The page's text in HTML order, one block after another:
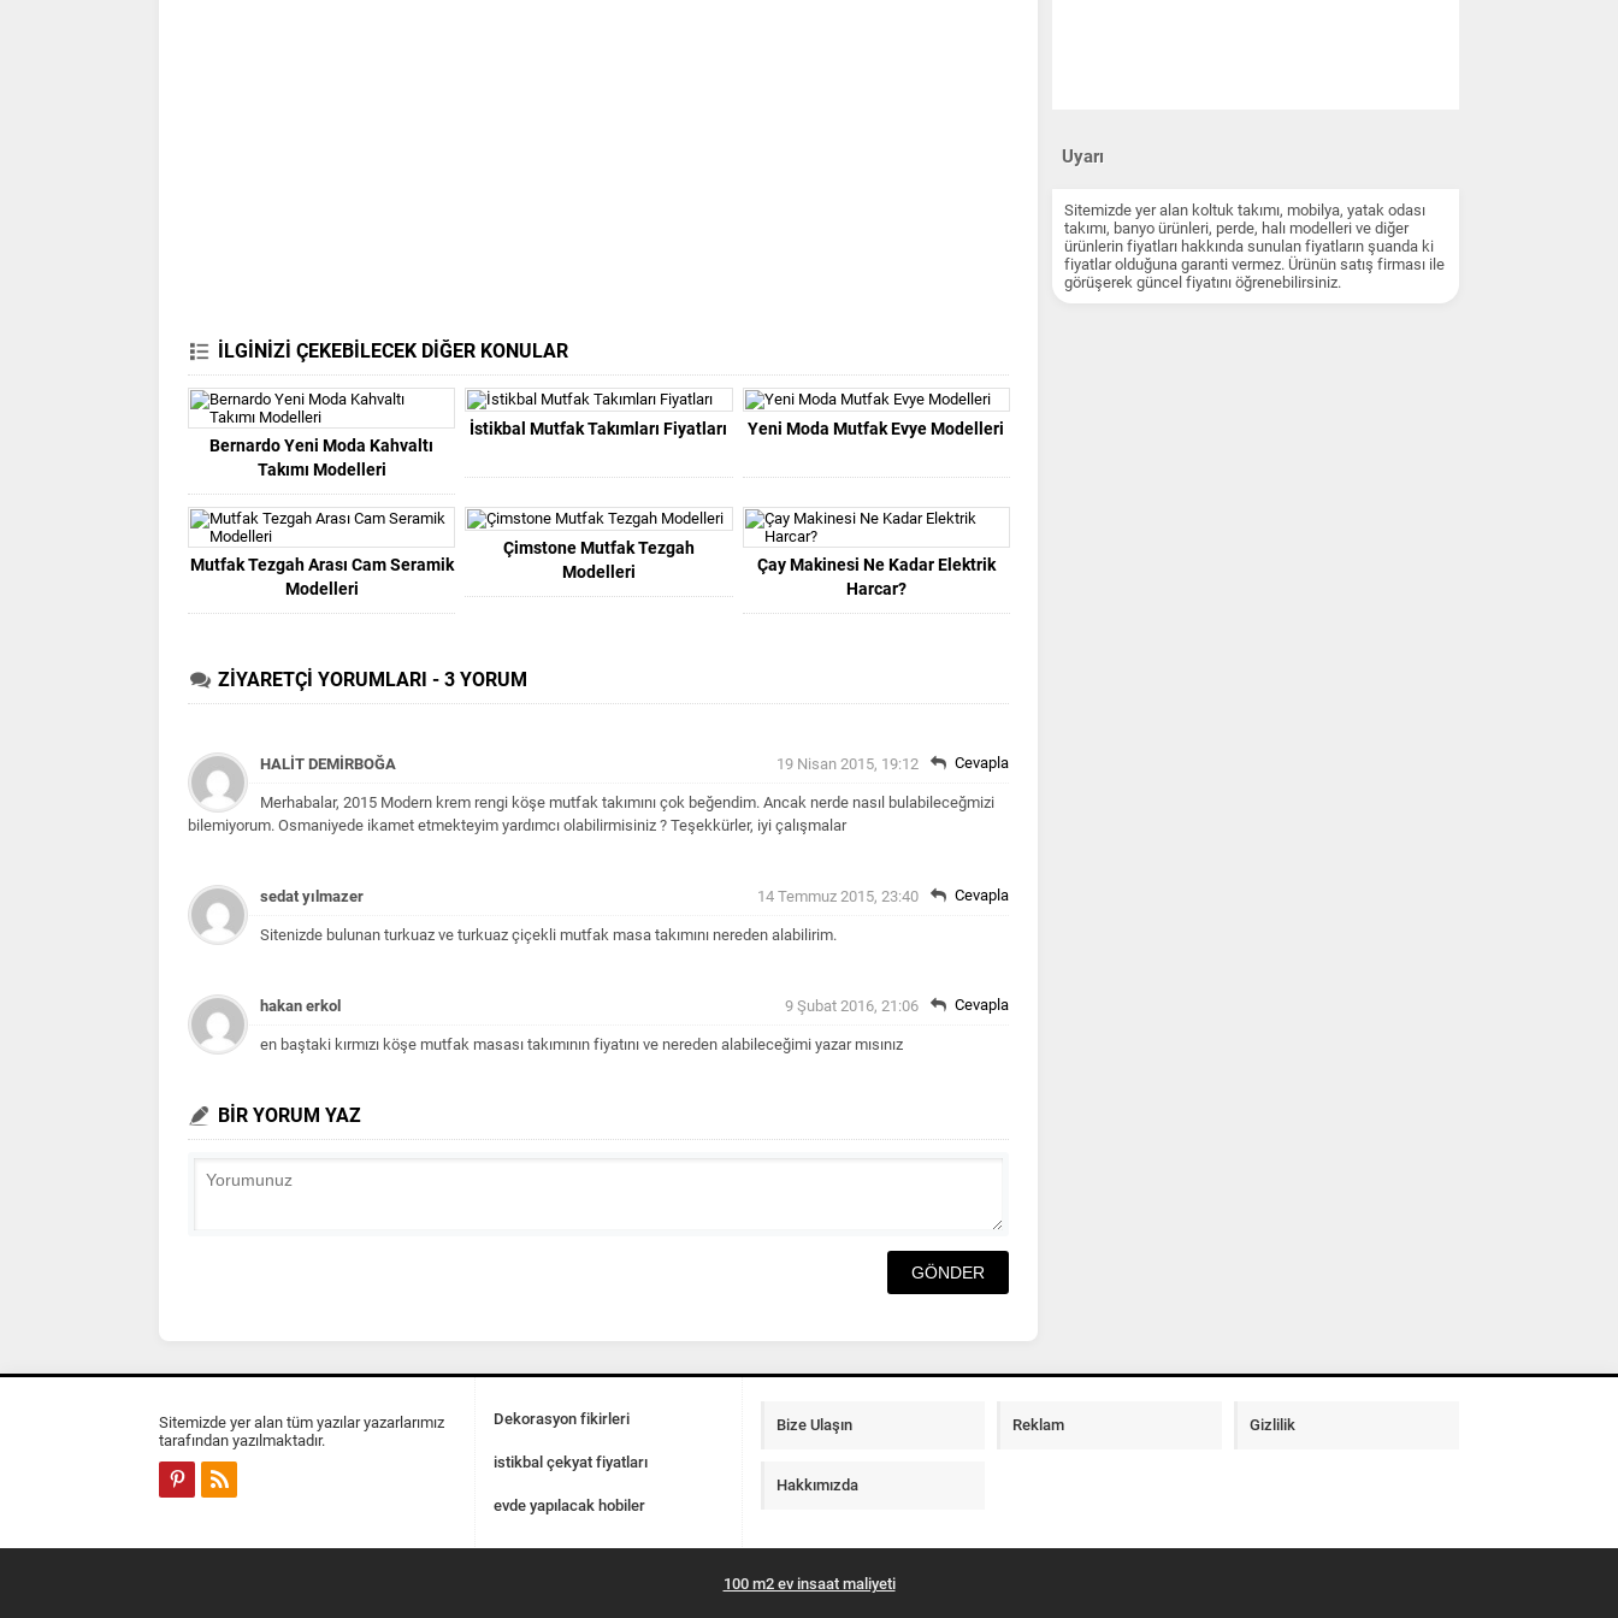
İLGİNİZİ ÇEKEBİLECEK DİĞER KONULAR
Bernardo Yeni Moda Kahvaltı
Takımı Modelleri
İstikbal Mutfak Takımları Fiyatları Yeni Moda Mutfak Evye Modelleri
Mutfak Tezgah Arası Cam Seramik
Modelleri
Çimstone Mutfak Tezgah
Modelleri
Çay Makinesi Ne Kadar Elektrik
Harcar?
ZİYARETÇİ YORUMLARI - 3 YORUM
HALİT DEMİRBOĞA 19 Nisan 2015, 19:12
Merhabalar, 2015 Modern krem rengi köşe mutfak takımını çok beğendim. Ancak nerde nasıl bulabileceğmizi
bilemiyorum. Osmaniyede ikamet etmekteyim yardımcı olabilirmisiniz ? Teşekkürler, iyi çalışmalar
Cevapla
sedat yılmazer 14 Temmuz 2015, 23:40
Sitenizde bulunan turkuaz ve turkuaz çiçekli mutfak masa takımını nereden alabilirim.
Cevapla
hakan erkol 9 Şubat 2016, 21:06
en baştaki kırmızı köşe mutfak masası takımının fiyatını ve nereden alabileceğimi yazar mısınız
Cevapla
BİR YORUM YAZ
Uyarı
Sitemizde yer alan koltuk takımı, mobilya, yatak odası
takımı, banyo ürünleri, perde, halı modelleri ve diğer
ürünlerin fiyatları hakkında sunulan fiyatların şuanda ki
fiyatlar olduğuna garanti vermez. Ürünün satış firması ile
görüşerek güncel fiyatını öğrenebilirsiniz.
Sitemizde yer alan tüm yazılar yazarlarımız
tarafından yazılmaktadır.
Dekorasyon fikirleri
istikbal çekyat fiyatları
evde yapılacak hobiler
Bize Ulaşın Reklam Gizlilik
Hakkımızda
100 m2 ev insaat maliyeti